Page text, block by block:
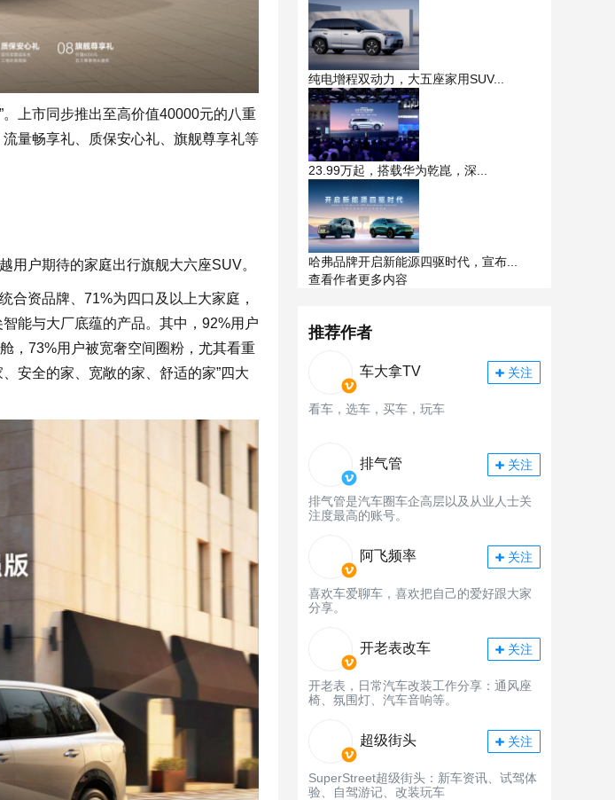
上市同步推出至高价值40000元的八重
量畅享礼、质保安心礼、旗舰尊享礼等
用户期待的家庭出行旗舰大六座SUV。
合资品牌、71%为四口及以上大家庭，
能与大厂底蕴的产品。其中，92%用户
，73%用户被宽奢空间圈粉，尤其看重
安全的家、宽敞的家、舒适的家”四大
纯电增程双动力，大五座家用SUV...
23.99万起，搭载华为乾崑，深...
哈弗品牌开启新能源四驱时代，宣布...
查看作者更多内容
推荐作者
车大拿TV 关注
看车，选车，买车，玩车
排气管 关注
排气管是汽车圈车企高层以及从业人士关
注度最高的账号。
阿飞频率 关注
喜欢车爱聊车，喜欢把自己的爱好跟大家
分享。
开老表改车 关注
开老表，日常汽车改装工作分享：通风座
椅、氛围灯、汽车音响等。
超级街头 关注
SuperStreet超级街头：新车资讯、试驾体
验、自驾游记、改装玩车